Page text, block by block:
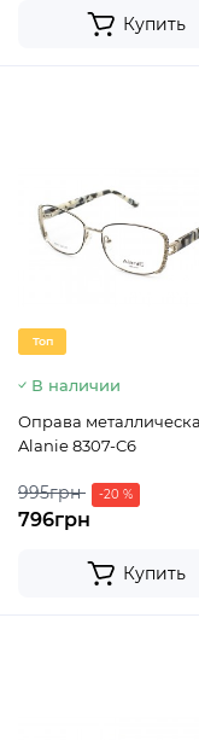
Купить
Топ
В наличии
Оправа
Alanie 8307-C6
995грн -20 %
796грн
Купить